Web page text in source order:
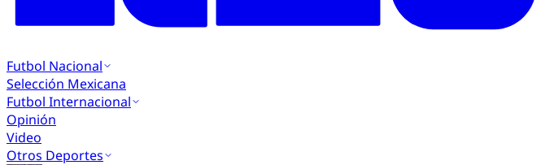
Futbol Nacional
Selección Mexicana
Futbol Internacional
Opinión
Video
Otros Deportes